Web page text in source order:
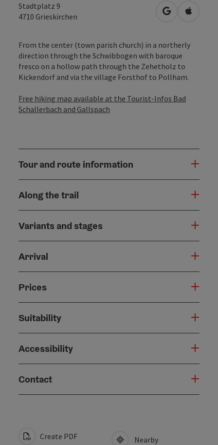
Stadtplatz 9
4710 Grieskirchen open inOpen in
From the center (town parish church) in a northerly
direction through the Schwibbogen with baroque
fresco on a hollow path through the Zehetholz to
Kickendorf and via the village Forsthof to Pollham.
Free hiking map available at the Tourist-Infos Bad
Schallerbach and Gallspach
Tour and route information
Along the trail
Variants and stages
Arrival
Prices
Suitability
Accessibility
Contact
Create PDF Nearby